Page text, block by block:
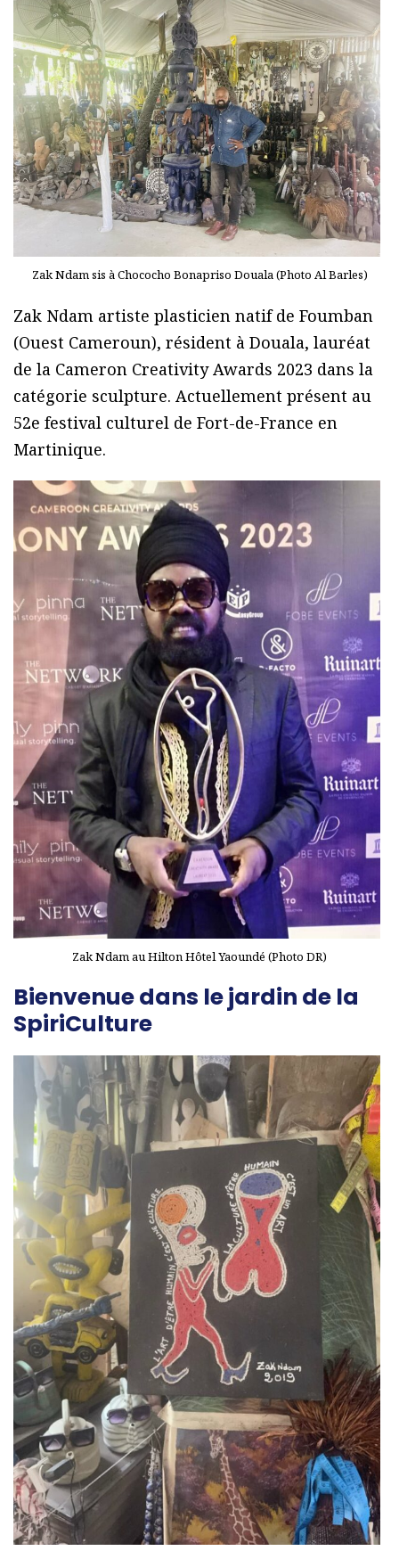
Zak Ndam sis à Chococho Bonapriso Douala (Photo Al Barles)
Zak Ndam artiste plasticien natif de Foumban
(Ouest Cameroun), résident à Douala, lauréat
de la Cameron Creativity Awards 2023 dans la
catégorie sculpture. Actuellement présent au
52e festival culturel de Fort-de-France en
Martinique.
Zak Ndam au Hilton Hôtel Yaoundé (Photo DR)
Bienvenue dans le jardin de la
SpiriCulture